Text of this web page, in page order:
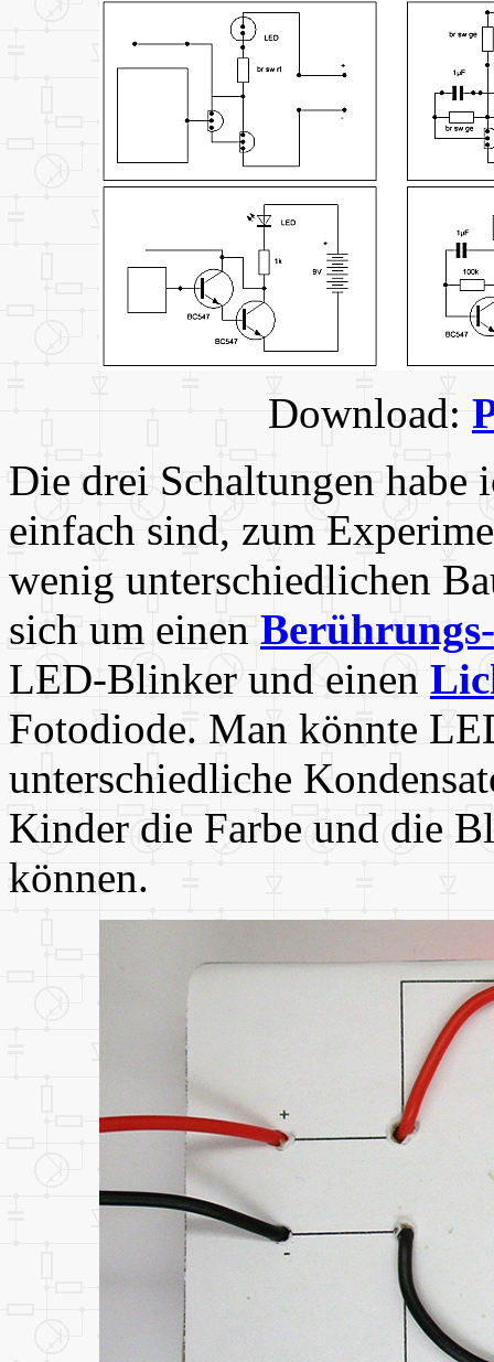
Download:
Die drei Schaltungen habe
einfach sind, zum
wenig unterschiedlichen
sich um einen
LED-Blinker und einen
Fotodiode. Man könnte
unterschiedliche
Kinder die Farbe und die
können.